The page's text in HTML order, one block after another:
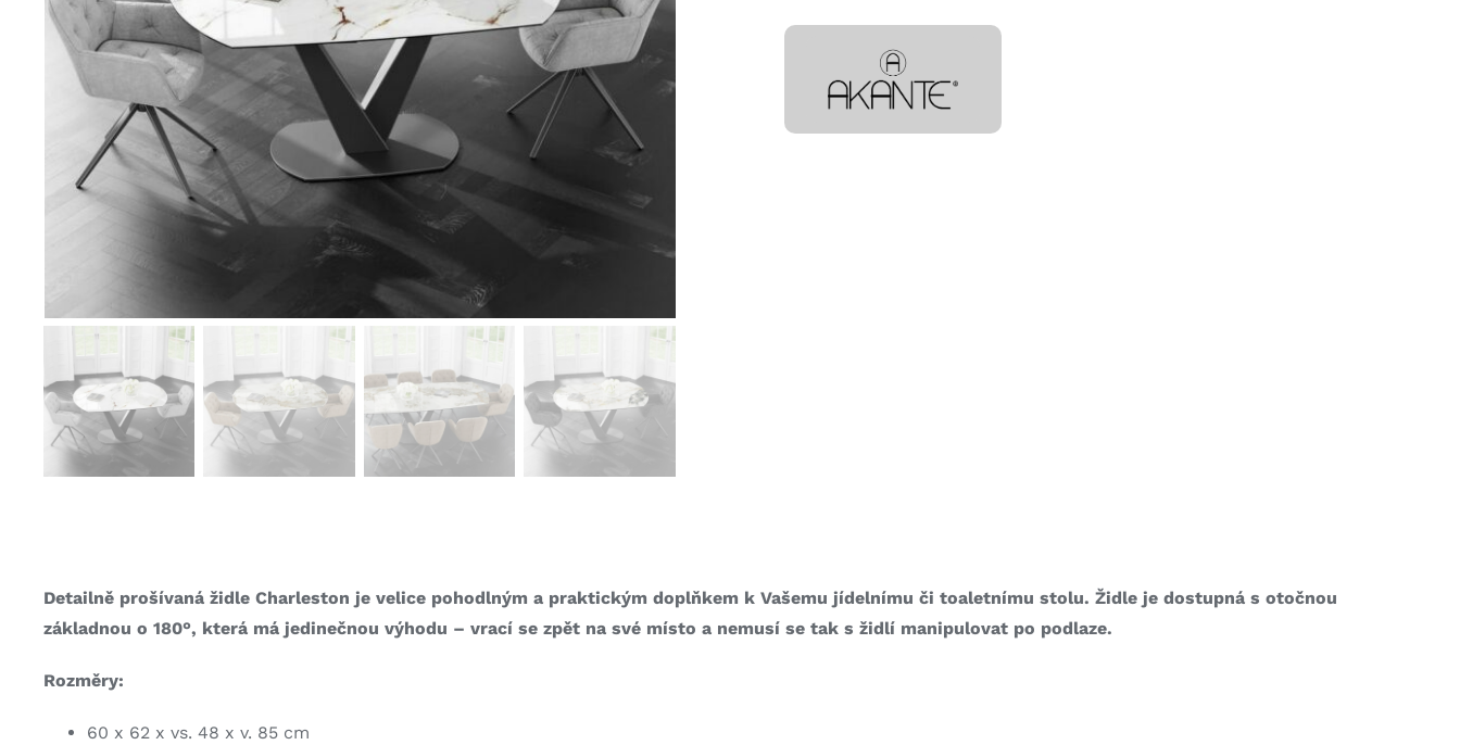
Detailně prošívaná židle Charleston je velice pohodlným a praktickým doplňkem k Vašemu jídelnímu či toaletnímu stolu. Židle je dostupná s otočnou
základnou o 180°, která má jedinečnou výhodu – vrací se zpět na své místo a nemusí se tak s židlí manipulovat po podlaze.
Rozměry:
60 x 62 x vs. 48 x v. 85 cm